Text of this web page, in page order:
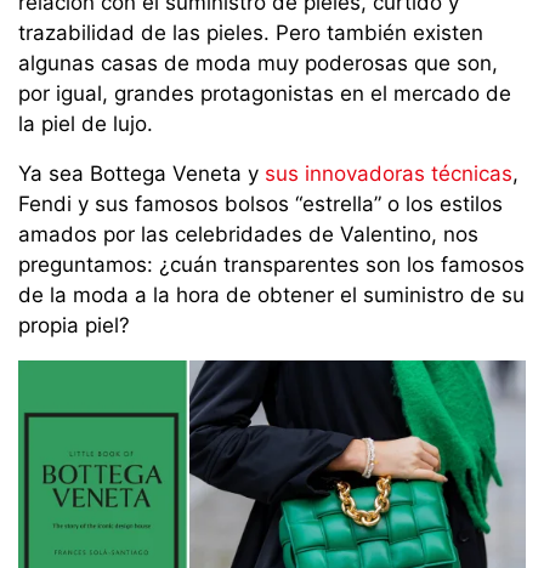
trazabilidad de las pieles. Pero también existen
algunas casas de moda muy poderosas que son,
por igual, grandes protagonistas en el mercado de
la piel de lujo.
Ya sea Bottega Veneta y sus innovadoras técnicas,
Fendi y sus famosos bolsos “estrella” o los estilos
amados por las celebridades de Valentino, nos
preguntamos: ¿cuán transparentes son los famosos
de la moda a la hora de obtener el suministro de su
propia piel?